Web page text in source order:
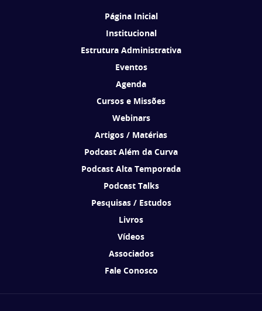
Página Inicial
Institucional
Estrutura Administrativa
Eventos
Agenda
Cursos e Missões
Webinars
Artigos / Matérias
Podcast Além da Curva
Podcast Alta Temporada
Podcast Talks
Pesquisas / Estudos
Livros
Vídeos
Associados
Fale Conosco